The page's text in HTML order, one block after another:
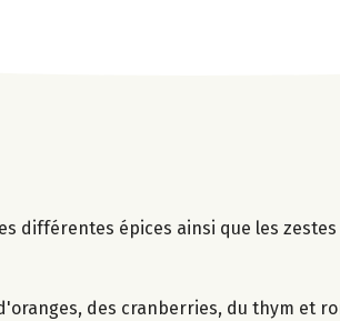
différentes épices ainsi que les
des cranberries, du thym et